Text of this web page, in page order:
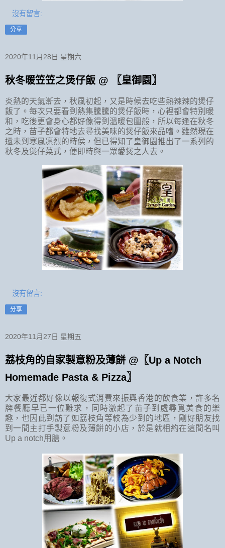
沒有留言:
分享
2020年11月28日 星期六
秋冬暖笠笠之煲仔飯 @ 〖皇御園〗
炎熱的天氣漸去，秋風初起，又是時候去吃些熱辣辣的煲仔
飯了。每次只要看到熱集騰騰的煲仔飯時，心裡都會特別暖
和，吃後更會身心都好像得到溫暖包圍般，所以每逢在秋冬
之時，苗子都會特地去尋找美味的煲仔飯來品嗜。雖然現在
還未到寒風凜烈的時侯，但已得知了皇御園推出了一系列的
秋冬及煲仔菜式，便即時與一眾愛煲之人去。
沒有留言:
分享
2020年11月27日 星期五
荔枝角的自家製意粉及薄餅 @〖Up a Notch
Homemade Pasta & Pizza〗
大家最近都好像以報復式消費來振興香港的飲食業，許多名
牌餐廳早已一位難求，同時激起了苗子到處尋覓美食的樂
趣，也因此到訪了如荔枝角等較為少到的地區，剛好朋友找
到一間主打手製意粉及薄餅的小店，於是就相約在這間名叫
Up a notch用膳。